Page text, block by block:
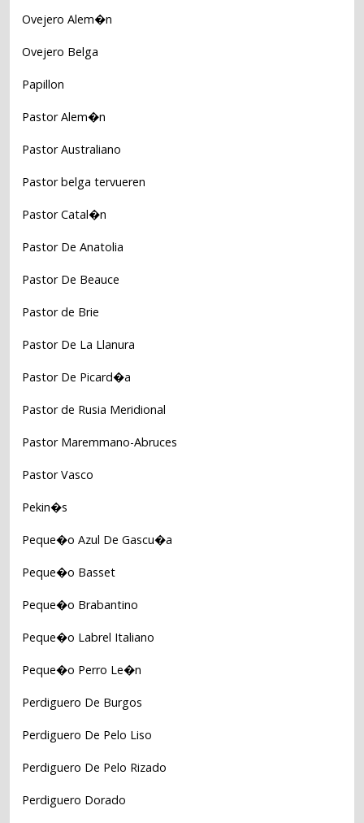
Ovejero Alem�n
Ovejero Belga
Papillon
Pastor Alem�n
Pastor Australiano
Pastor belga tervueren
Pastor Catal�n
Pastor De Anatolia
Pastor De Beauce
Pastor de Brie
Pastor De La Llanura
Pastor De Picard�a
Pastor de Rusia Meridional
Pastor Maremmano-Abruces
Pastor Vasco
Pekin�s
Peque�o Azul De Gascu�a
Peque�o Basset
Peque�o Brabantino
Peque�o Labrel Italiano
Peque�o Perro Le�n
Perdiguero De Burgos
Perdiguero De Pelo Liso
Perdiguero De Pelo Rizado
Perdiguero Dorado